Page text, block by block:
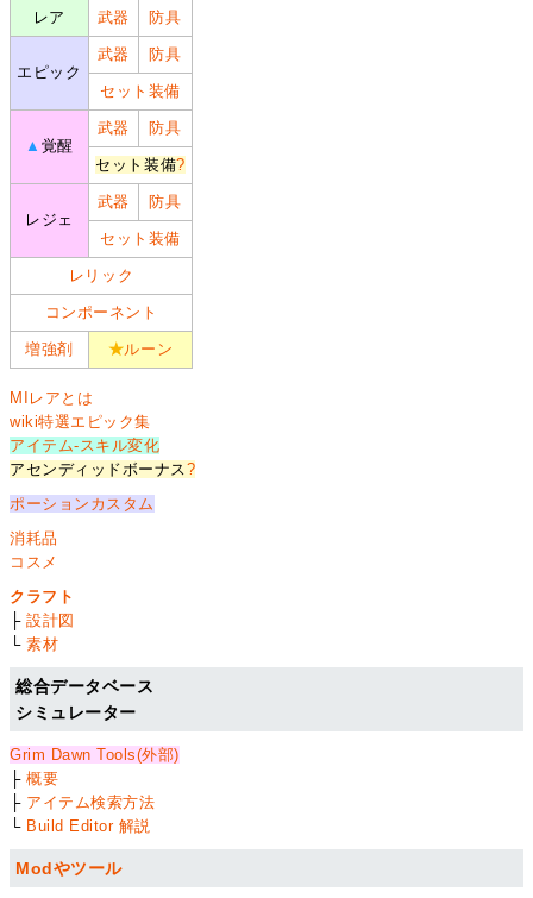
レア 武器 防具
エピック
武器 防具
セット装備
▲ 覚醒
武器 防具
セット装備?
レジェ
武器 防具
セット装備
レリック
コンポーネント
増強剤 ★ルーン
MIレアとは
wiki特選エピック集
アイテム-スキル変化
アセンディッドボーナス?
ポーションカスタム
消耗品
コスメ
クラフト
├設計図
└素材
総合データベース
シミュレーター
Grim Dawn Tools(外部)
├概要
├ アイテム検索方法
└ Build Editor 解説
Modやツール